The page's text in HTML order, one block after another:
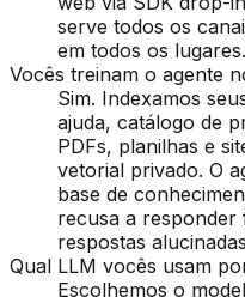
serve todos os
em todos os lugares.
Vocês treinam o agente
Sim. Indexamos
ajuda, catálogo de
PDFs, planilhas e
vetorial privado. O
base de
recusa a
respostas
Qual LLM vocês usam
Escolhemos o